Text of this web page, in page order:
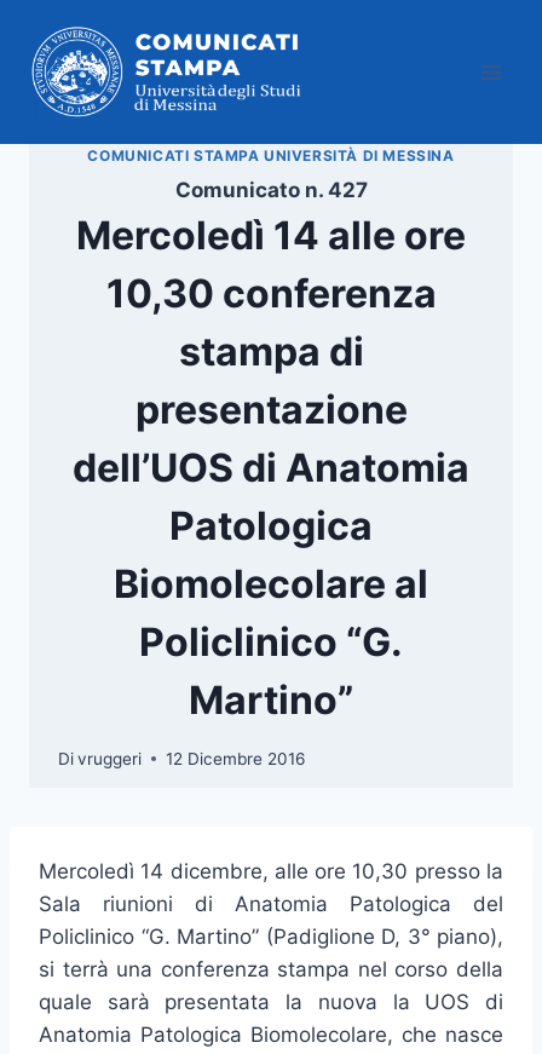
contenuto
COMUNICATI STAMPA UNIVERSITÀ DI MESSINA
Comunicato n. 427
Mercoledì 14 alle ore
10,30 conferenza
stampa di
presentazione
dell’UOS di Anatomia
Patologica
Biomolecolare al
Policlinico “G.
Martino”
Divruggeri 12 Dicembre 2016
Mercoledì 14 dicembre, alle ore 10,30 presso la
Sala riunioni di Anatomia Patologica del
Policlinico “G. Martino” (Padiglione D, 3° piano),
si terrà una conferenza stampa nel corso della
quale sarà presentata la nuova la UOS di
Anatomia Patologica Biomolecolare, che nasce